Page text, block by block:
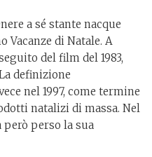
a sé stante nacque
di Natale. A
del film del 1983,
definizione
nel 1997, come termine
natalizi di massa. Nel
perso la sua